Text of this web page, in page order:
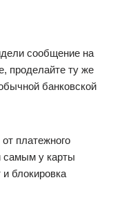
сообщение на
проделайте ту же
банковской
платежного
самым у карты
блокировка